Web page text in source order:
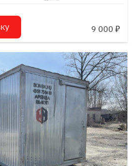
9 000 ₽